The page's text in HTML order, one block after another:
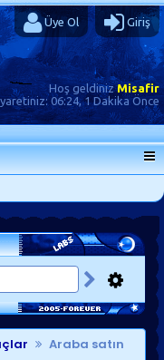
Üye Ol Giriş
Hoş geldinizMisafir
06:24, 1 Dakika Önce
Araba satın